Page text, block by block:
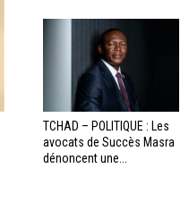
TCHAD – POLITIQUE : Les
avocats de Succès Masra
dénoncent une...